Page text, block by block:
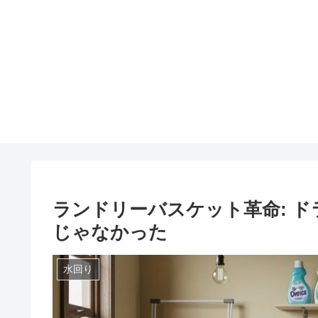
ランドリーバスケット革命:
じゃなかった
水回り